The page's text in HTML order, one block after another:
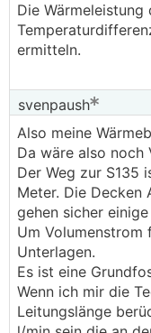
Die
ermitteln.
svenpaush
Also meine
Da wäre also noch
Der Weg zur S135
Meter. Die Decken
gehen sicher
Um Volumenstrom
Unterlagen.
Es ist eine
Wenn ich mir die
Leitungslänge